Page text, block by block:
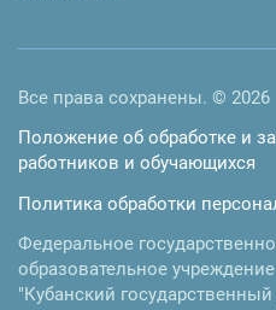
Все права сохранены. © 2026
Положение об обработке и
работников и обучающихся
Политика обработки
Федеральное
образовательное
"Кубанский